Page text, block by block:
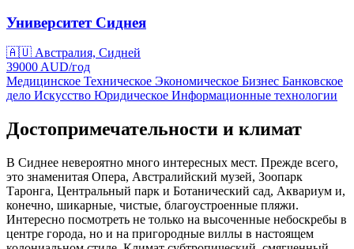
Университет Сиднея
🇦🇺 Австралия, Сидней
39000 AUD/год
Медицинское Техническое Экономическое Бизнес Банковское
дело Искусство Юридическое Информационные технологии
Достопримечательности и климат
В Сиднее невероятно много интересных мест. Прежде всего,
это знаменитая Опера, Австралийский музей, Зоопарк
Таронга, Центральный парк и Ботанический сад, Аквариум и,
конечно, шикарные, чистые, благоустроенные пляжи.
Интересно посмотреть не только на высоченные небоскребы в
центре города, но и на пригородные виллы в настоящем